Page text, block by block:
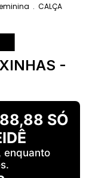
. CALÇA
-
SÓ
enquanto